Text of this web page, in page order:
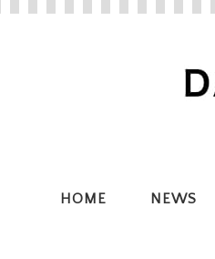
HOME NEWS